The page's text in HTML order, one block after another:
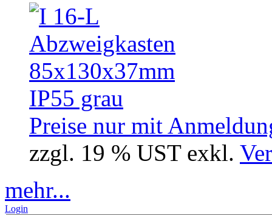
Preise nur mit
zzgl. 19 % UST exkl.
mehr...
Login